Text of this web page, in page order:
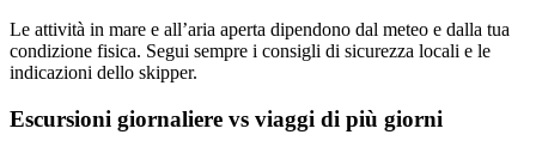
Le attività in mare e all’aria aperta dipendono dal meteo e dalla tua
condizione fisica. Segui sempre i consigli di sicurezza locali e le
indicazioni dello skipper.
Escursioni giornaliere vs viaggi di più giorni